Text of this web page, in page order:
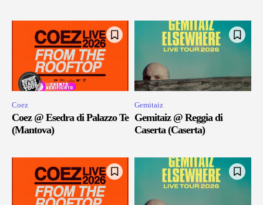
Coez
Coez @ Esedra di Palazzo Te
(Mantova)
Gemitaiz
Gemitaiz @ Reggia di
Caserta (Caserta)